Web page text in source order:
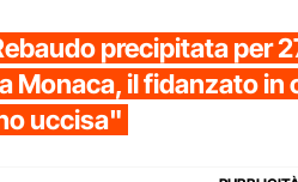
precipitata per
Monaca, il fidanzato in
uccisa"